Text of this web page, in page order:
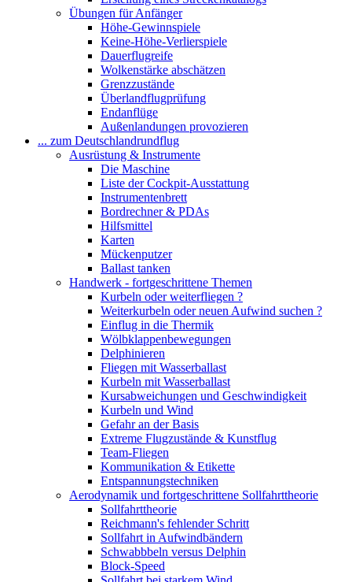
Übungen für Anfänger
Höhe-Gewinnspiele
Keine-Höhe-Verlierspiele
Dauerflugreife
Wolkenstärke abschätzen
Grenzzustände
Überlandflugprüfung
Endanflüge
Außenlandungen provozieren
... zum Deutschlandrundflug
Ausrüstung & Instrumente
Die Maschine
Liste der Cockpit-Ausstattung
Instrumentenbrett
Bordrechner & PDAs
Hilfsmittel
Karten
Mückenputzer
Ballast tanken
Handwerk - fortgeschrittene Themen
Kurbeln oder weiterfliegen ?
Weiterkurbeln oder neuen Aufwind suchen ?
Einflug in die Thermik
Wölbklappenbewegungen
Delphinieren
Fliegen mit Wasserballast
Kurbeln mit Wasserballast
Kursabweichungen und Geschwindigkeit
Kurbeln und Wind
Gefahr an der Basis
Extreme Flugzustände & Kunstflug
Team-Fliegen
Kommunikation & Etikette
Entspannungstechniken
Aerodynamik und fortgeschrittene Sollfahrttheorie
Sollfahrttheorie
Reichmann's fehlender Schritt
Sollfahrt in Aufwindbändern
Schwabbbeln versus Delphin
Block-Speed